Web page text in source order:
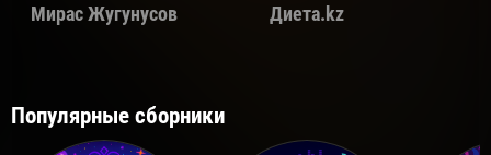
Мирас Жугунусов Диета.kz
Популярные сборники